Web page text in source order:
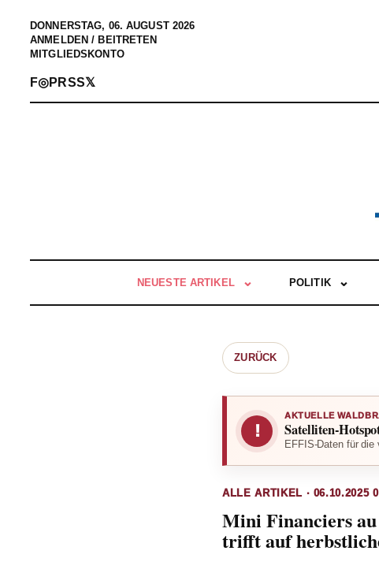
DONNERSTAG, 06. AUGUST 2026
ANMELDEN / BEITRETEN
MITGLIEDSKONTO
F◎PRSS𝕏
NEUESTE ARTIKEL POLITIK
ZURÜCK
!
AKTUELLE
Satelliten-
EFFIS-Daten für die
ALLE ARTIKEL · 06.10.2025
Mini Financiers
trifft auf